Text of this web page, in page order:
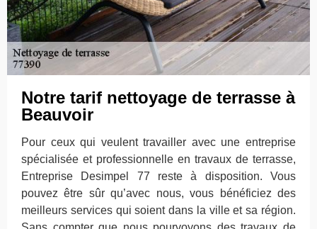
Notre tarif nettoyage de terrasse à
Beauvoir
Pour ceux qui veulent travailler avec une entreprise
spécialisée et professionnelle en travaux de terrasse,
Entreprise Desimpel 77 reste à disposition. Vous
pouvez être sûr qu’avec nous, vous bénéficiez des
meilleurs services qui soient dans la ville et sa région.